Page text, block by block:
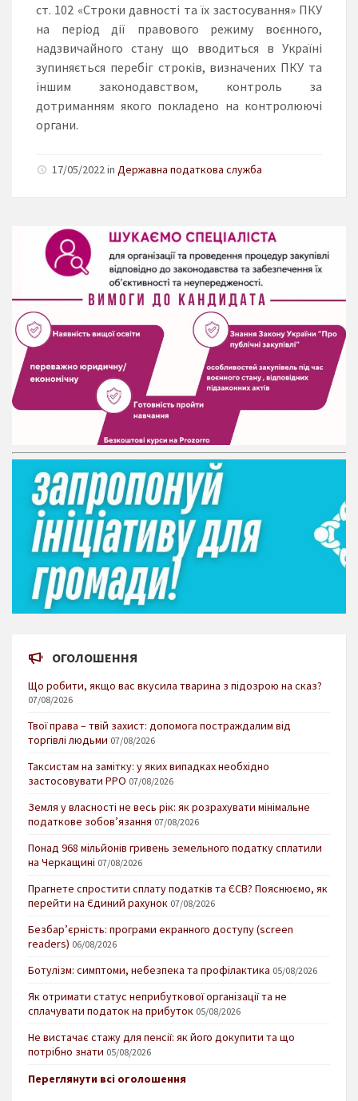
ст. 102 «Строки давності та їх застосування» ПКУ
на період дії правового режиму воєнного,
надзвичайного стану що вводиться в Україні
зупиняється перебіг строків, визначених ПКУ та
іншим законодавством, контроль за
дотриманням якого покладено на контролюючі
органи.
17/05/2022 in Державна податкова служба
ОГОЛОШЕННЯ
Що робити, якщо вас вкусила тварина з підозрою на сказ?
07/08/2026
Твої права – твій захист: допомога постраждалим від
торгівлі людьми 07/08/2026
Таксистам на замітку: у яких випадках необхідно
застосовувати РРО 07/08/2026
Земля у власності не весь рік: як розрахувати мінімальне
податкове зобов’язання 07/08/2026
Понад 968 мільйонів гривень земельного податку сплатили
на Черкащині 07/08/2026
Прагнете спростити сплату податків та ЄСВ? Пояснюємо, як
перейти на Єдиний рахунок 07/08/2026
Безбар’єрність: програми екранного доступу (screen
readers) 06/08/2026
Ботулізм: симптоми, небезпека та профілактика 05/08/2026
Як отримати статус неприбуткової організації та не
сплачувати податок на прибуток 05/08/2026
Не вистачає стажу для пенсії: як його докупити та що
потрібно знати 05/08/2026
Переглянути всі оголошення